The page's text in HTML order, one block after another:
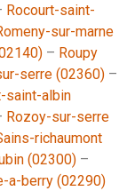
Rocourt-saint-
sur-marne
– Roupy
serre (02360) –
saint-albin
Rozoy-sur-serre
richaumont
(02300) –
a-berry (02290)